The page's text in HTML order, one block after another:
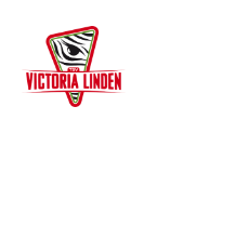
Inhalt
springen